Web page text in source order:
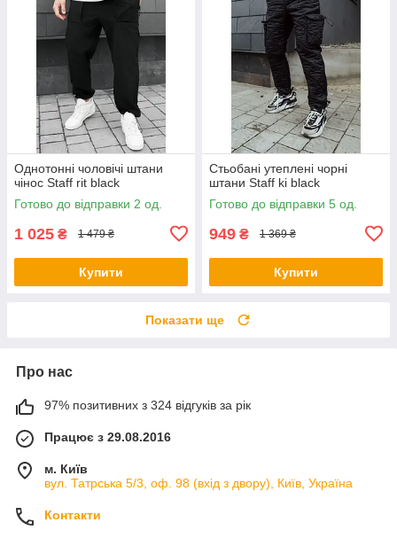
Однотонні чоловічі штани
чінос Staff rit black
Готово до відправки 2 од.
1 025 ₴ 1 479 ₴
Купити
Стьобані утеплені чорні
штани Staff ki black
Готово до відправки 5 од.
949 ₴ 1 369 ₴
Купити
Показати ще
Про нас
97% позитивних з 324 відгуків за рік
Працює з 29.08.2016
м. Київ
вул. Татрська 5/3, оф. 98 (вхід з двору), Київ, Україна
Контакти